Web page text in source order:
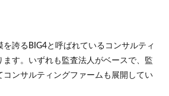
誇るBIG4と呼ばれているコンサルティ
ます。いずれも監査法人がベースで、監
コンサルティングファームも展開してい